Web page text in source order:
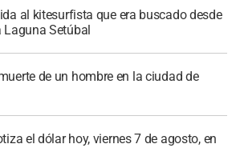
al kitesurfista que era buscado desde
Laguna Setúbal
de un hombre en la ciudad de
el dólar hoy, viernes 7 de agosto, en